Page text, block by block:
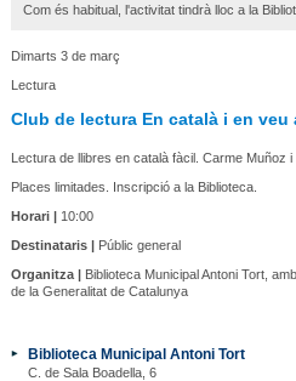
Com és habitual, l'activitat tindrà lloc a la
Dimarts 3 de març
Lectura
Club de lectura En català i en veu
Lectura de llibres en català fàcil. Carme Muñoz i
Places limitades. Inscripció a la Biblioteca.
Horari |10:00
Destinataris |Públic general
Organitza |Biblioteca Municipal Antoni Tort,
de la Generalitat de Catalunya
Biblioteca Municipal Antoni Tort
C. de Sala Boadella, 6